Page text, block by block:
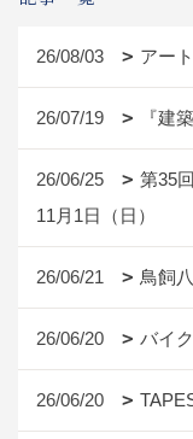
26/08/03 アー
26/07/19 『建
26/06/25
第35
11月1日（日）
26/06/21 鳥飼
26/06/20 バイ
26/06/20